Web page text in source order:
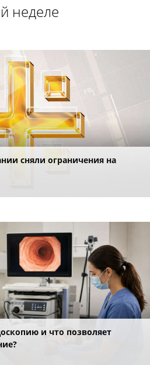
неделе
сняли ограничения на
и что позволяет